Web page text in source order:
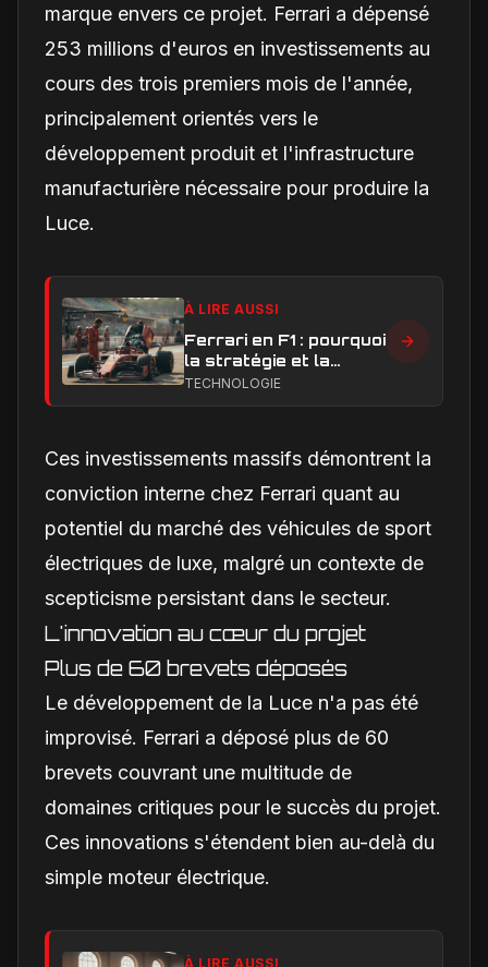
marque envers ce projet. Ferrari a dépensé
253 millions d'euros en investissements au
cours des trois premiers mois de l'année,
principalement orientés vers le
développement produit et l'infrastructure
manufacturière nécessaire pour produire la
Luce.
À LIRE AUSSI
Ferrari en F1 : pourquoi
la stratégie et la
technique sont sous
TECHNOLOGIE
Ces investissements massifs démontrent la
conviction interne chez Ferrari quant au
potentiel du marché des véhicules de sport
électriques de luxe, malgré un contexte de
scepticisme persistant dans le secteur.
L'innovation au cœur du projet
Plus de 60 brevets déposés
Le développement de la Luce n'a pas été
improvisé. Ferrari a déposé plus de 60
brevets couvrant une multitude de
domaines critiques pour le succès du projet.
Ces innovations s'étendent bien au-delà du
simple moteur électrique.
À LIRE AUSSI